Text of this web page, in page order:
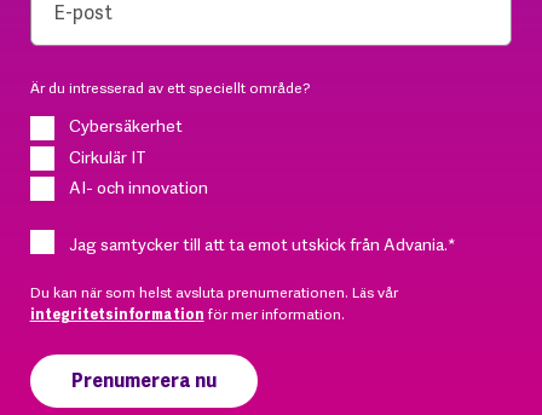
Är du intresserad av ett speciellt område?
Cybersäkerhet
Cirkulär IT
AI- och innovation
Jag samtycker till att ta emot utskick från Advania.*
Du kan när som helst avsluta prenumerationen. Läs vår
integritetsinformation för mer information.